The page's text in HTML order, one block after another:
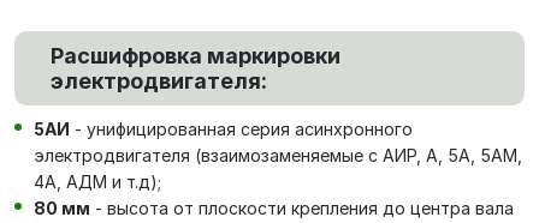
Расшифровка маркировки
электродвигателя:
5АИ - унифицированная серия асинхронного
электродвигателя (взаимозаменяемые с АИР, А, 5А, 5АМ,
4А, АДМ и т.д);
80 мм - высота от плоскости крепления до центра вала